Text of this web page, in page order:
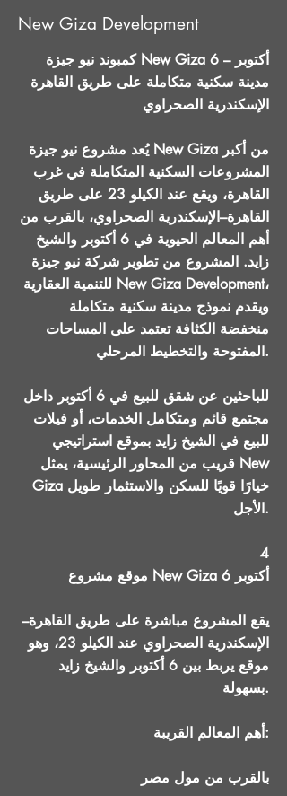
New Giza Development
كمبوند نيو جيزة New Giza 6 أكتوبر –
مدينة سكنية متكاملة على طريق القاهرة
الإسكندرية الصحراوي
يُعد مشروع نيو جيزة New Giza من أكبر
المشروعات السكنية المتكاملة في غرب
القاهرة، ويقع عند الكيلو 23 على طريق
القاهرة–الإسكندرية الصحراوي، بالقرب من
أهم المعالم الحيوية في 6 أكتوبر والشيخ
زايد. المشروع من تطوير شركة نيو جيزة
للتنمية العقارية New Giza Development،
ويقدم نموذج مدينة سكنية متكاملة
منخفضة الكثافة تعتمد على المساحات
المفتوحة والتخطيط المرحلي.
للباحثين عن شقق للبيع في 6 أكتوبر داخل
مجتمع قائم ومتكامل الخدمات، أو فيلات
للبيع في الشيخ زايد بموقع استراتيجي
قريب من المحاور الرئيسية، يمثل New
Giza خيارًا قويًا للسكن والاستثمار طويل
الأجل.
4
موقع مشروع New Giza 6 أكتوبر
يقع المشروع مباشرة على طريق القاهرة–
الإسكندرية الصحراوي عند الكيلو 23، وهو
موقع يربط بين 6 أكتوبر والشيخ زايد
بسهولة.
أهم المعالم القريبة:
بالقرب من مول مصر